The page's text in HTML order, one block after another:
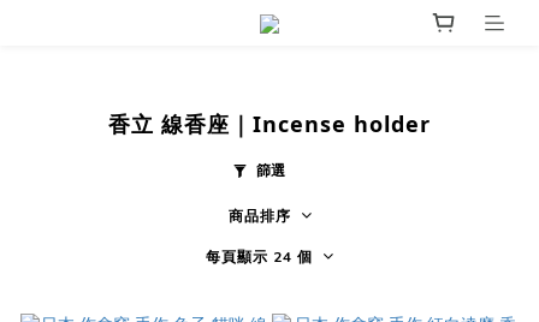
香立 線香座｜Incense holder
篩選
商品排序
每頁顯示 24 個